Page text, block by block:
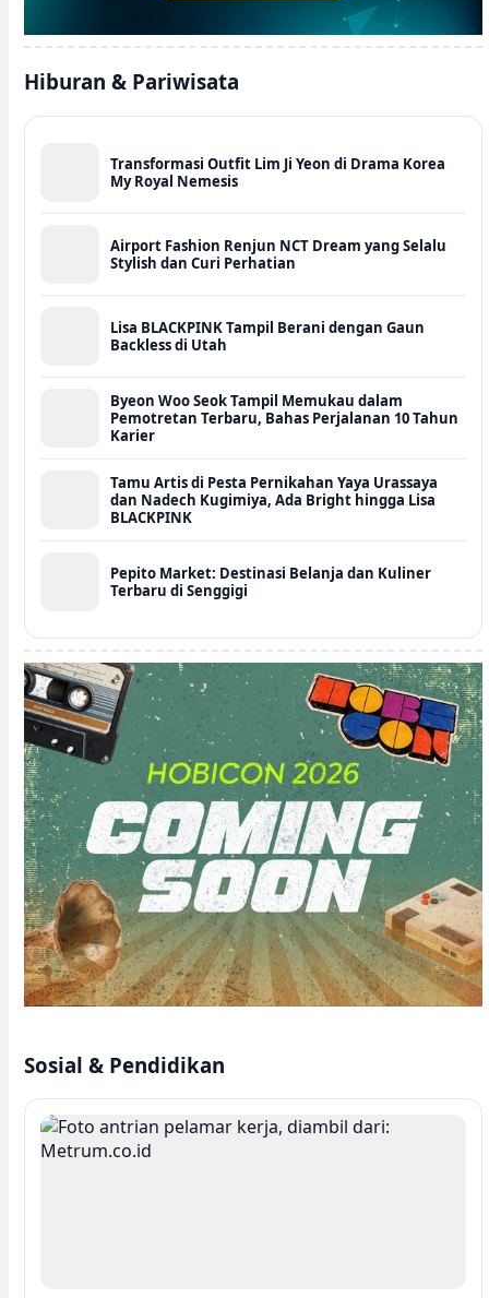
Hiburan & Pariwisata
Transformasi Outfit Lim Ji Yeon di Drama Korea
My Royal Nemesis
Airport Fashion Renjun NCT Dream yang Selalu
Stylish dan Curi Perhatian
Lisa BLACKPINK Tampil Berani dengan Gaun
Backless di Utah
Byeon Woo Seok Tampil Memukau dalam
Pemotretan Terbaru, Bahas Perjalanan 10 Tahun
Karier
Tamu Artis di Pesta Pernikahan Yaya Urassaya
dan Nadech Kugimiya, Ada Bright hingga Lisa
BLACKPINK
Pepito Market: Destinasi Belanja dan Kuliner
Terbaru di Senggigi
Sosial & Pendidikan